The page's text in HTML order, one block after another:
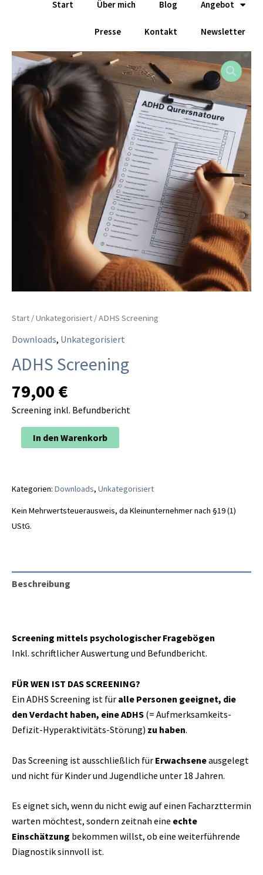
Start Über mich Blog Angebot
Presse Kontakt Newsletter
Start /Unkategorisiert / ADHS Screening
Downloads, Unkategorisiert
ADHS Screening
79,00 €
Screening inkl. Befundbericht
ADHS
Screening
Menge
In den Warenkorb
Kategorien: Downloads, Unkategorisiert
Kein Mehrwertsteuerausweis, da Kleinunternehmer nach §19 (1)
UStG.
Beschreibung
Screening mittels psychologischer Fragebögen
Inkl. schriftlicher Auswertung und Befundbericht.
FÜR WEN IST DAS SCREENING?
Ein ADHS Screening ist für alle Personen geeignet, die
den Verdacht haben, eine ADHS (= Aufmerksamkeits-
Defizit-Hyperaktivitäts-Störung) zu haben.
Das Screening ist ausschließlich für Erwachseneausgelegt
und nicht für Kinder und Jugendliche unter 18 Jahren.
Es eignet sich, wenn du nicht ewig auf einen Facharzttermin
warten möchtest, sondern zeitnah eine echte
Einschätzung bekommen willst, ob eine weiterführende
Diagnostik sinnvoll ist.